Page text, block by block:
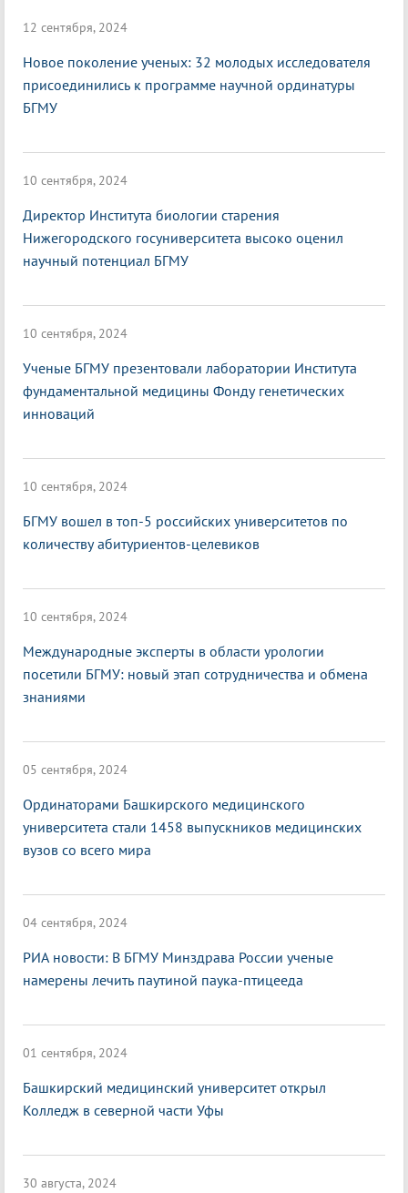
12 сентября, 2024
Новое поколение ученых: 32 молодых исследователя
присоединились к программе научной ординатуры
БГМУ
10 сентября, 2024
Директор Института биологии старения
Нижегородского госуниверситета высоко оценил
научный потенциал БГМУ
10 сентября, 2024
Ученые БГМУ презентовали лаборатории Института
фундаментальной медицины Фонду генетических
инноваций
10 сентября, 2024
БГМУ вошел в топ-5 российских университетов по
количеству абитуриентов-целевиков
10 сентября, 2024
Международные эксперты в области урологии
посетили БГМУ: новый этап сотрудничества и обмена
знаниями
05 сентября, 2024
Ординаторами Башкирского медицинского
университета стали 1458 выпускников медицинских
вузов со всего мира
04 сентября, 2024
РИА новости: В БГМУ Минздрава России ученые
намерены лечить паутиной паука-птицееда
01 сентября, 2024
Башкирский медицинский университет открыл
Колледж в северной части Уфы
30 августа, 2024